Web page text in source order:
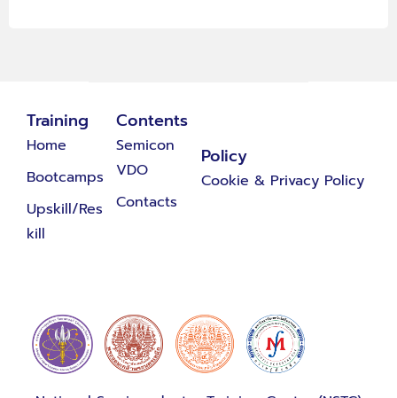
Training
Home
Bootcamps
Upskill/Res
kill
Contents
Semicon
VDO
Contacts
Policy
Cookie & Privacy Policy